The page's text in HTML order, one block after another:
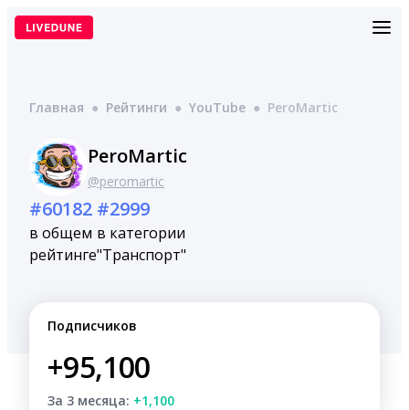
Перейти
Главная ● Рейтинги ● YouTube ● PeroMartic
PeroMartic
@peromartic
#60182
в общем
рейтинге
#2999
в категории
"Транспорт"
Подписчиков
+95,100
За 3 месяца: +1,100